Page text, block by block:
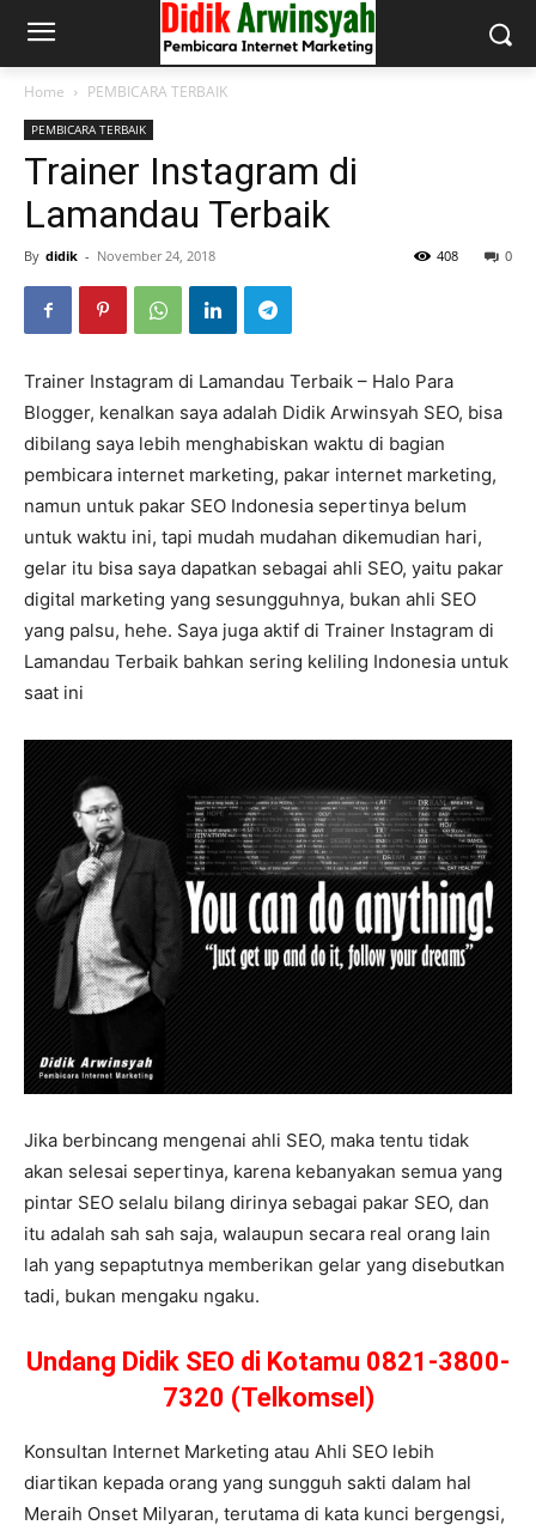
Home PEMBICARA TERBAIK
PEMBICARA TERBAIK
Trainer Instagram di
Lamandau Terbaik
By didik - November 24, 2018 0
408
Trainer Instagram di Lamandau Terbaik – Halo Para
Blogger, kenalkan saya adalah Didik Arwinsyah SEO, bisa
dibilang saya lebih menghabiskan waktu di bagian
pembicara internet marketing, pakar internet marketing,
namun untuk pakar SEO Indonesia sepertinya belum
untuk waktu ini, tapi mudah mudahan dikemudian hari,
gelar itu bisa saya dapatkan sebagai ahli SEO, yaitu pakar
digital marketing yang sesungguhnya, bukan ahli SEO
yang palsu, hehe. Saya juga aktif di Trainer Instagram di
Lamandau Terbaik bahkan sering keliling Indonesia untuk
saat ini
Jika berbincang mengenai ahli SEO, maka tentu tidak
akan selesai sepertinya, karena kebanyakan semua yang
pintar SEO selalu bilang dirinya sebagai pakar SEO, dan
itu adalah sah sah saja, walaupun secara real orang lain
lah yang sepaptutnya memberikan gelar yang disebutkan
tadi, bukan mengaku ngaku.
Undang Didik SEO di Kotamu 0821-3800-
7320 (Telkomsel)
Konsultan Internet Marketing atau Ahli SEO lebih
diartikan kepada orang yang sungguh sakti dalam hal
Meraih Onset Milyaran, terutama di kata kunci bergengsi,